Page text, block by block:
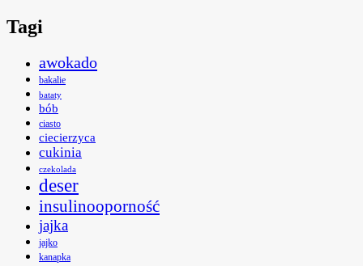
Tagi
awokado
bakalie
bataty
bób
ciasto
ciecierzyca
cukinia
czekolada
deser
insulinooporność
jajka
jajko
kanapka